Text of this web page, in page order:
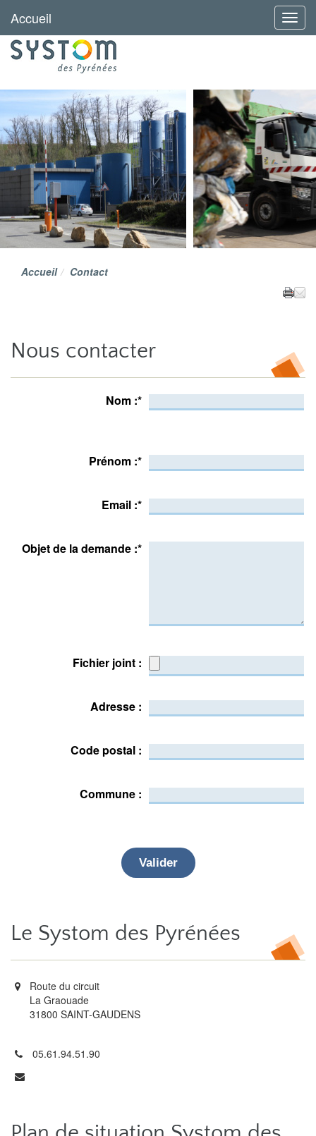
Menu
Accueil
Accueil Contact
Nous contacter
Nom :*
Prénom :*
Email :*
Objet de la demande :*
Fichier joint :
Adresse :
Code postal :
Commune :
Le Systom des Pyrénées
Route du circuit
La Graouade
31800 SAINT-GAUDENS
05.61.94.51.90